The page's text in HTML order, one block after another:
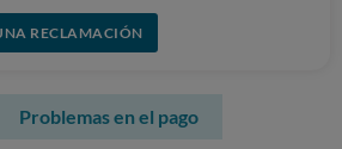
RECLAMACIÓN
Problemas en el pago